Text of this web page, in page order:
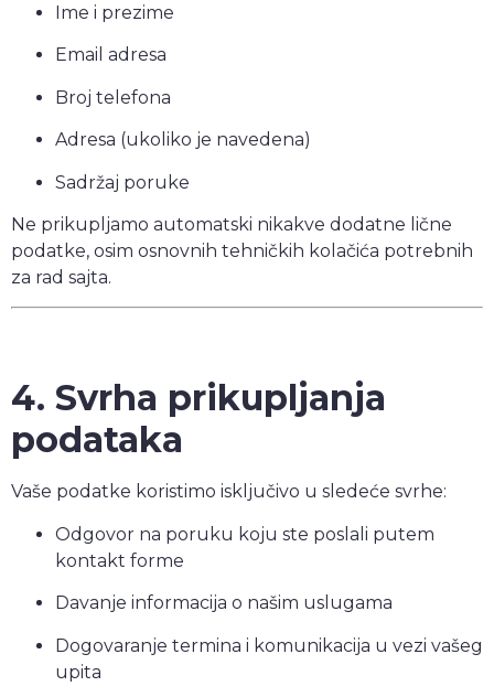
Ime i prezime
Email adresa
Broj telefona
Adresa (ukoliko je navedena)
Sadržaj poruke
Ne prikupljamo automatski nikakve dodatne lične
podatke, osim osnovnih tehničkih kolačića potrebnih
za rad sajta.
4. Svrha prikupljanja
podataka
Vaše podatke koristimo isključivo u sledeće svrhe:
Odgovor na poruku koju ste poslali putem
kontakt forme
Davanje informacija o našim uslugama
Dogovaranje termina i komunikacija u vezi vašeg
upita